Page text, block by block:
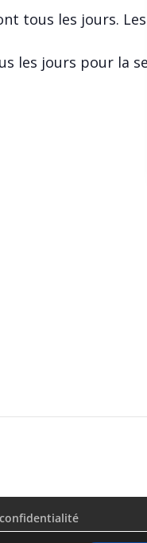
tous les jours.
les jours pour la